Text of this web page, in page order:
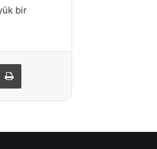
bir
ile paylaş Yazdır